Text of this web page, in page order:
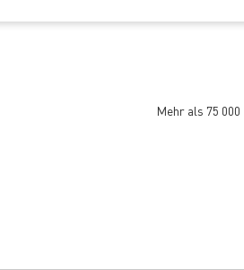
Mehr als 75